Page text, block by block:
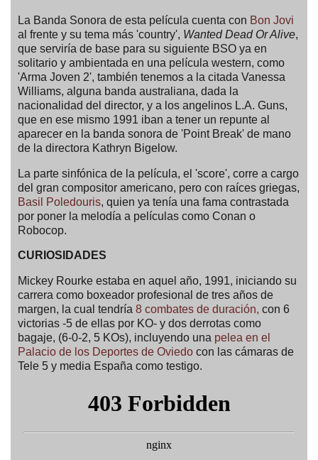
La Banda Sonora de esta película cuenta con Bon Jovi
al frente y su tema más 'country', Wanted Dead Or Alive,
que serviría de base para su siguiente BSO ya en
solitario y ambientada en una película western, como
'Arma Joven 2', también tenemos a la citada Vanessa
Williams, alguna banda australiana, dada la
nacionalidad del director, y a los angelinos L.A. Guns,
que en ese mismo 1991 iban a tener un repunte al
aparecer en la banda sonora de 'Point Break' de mano
de la directora Kathryn Bigelow.
La parte sinfónica de la película, el 'score', corre a cargo
del gran compositor americano, pero con raíces griegas,
Basil Poledouris, quien ya tenía una fama contrastada
por poner la melodía a películas como Conan o
Robocop.
CURIOSIDADES
Mickey Rourke estaba en aquel año, 1991, iniciando su
carrera como boxeador profesional de tres años de
margen, la cual tendría 8 combates de duración, con 6
victorias -5 de ellas por KO- y dos derrotas como
bagaje, (6-0-2, 5 KOs), incluyendo una pelea en el
Palacio de los Deportes de Oviedo con las cámaras de
Tele 5 y media España como testigo.